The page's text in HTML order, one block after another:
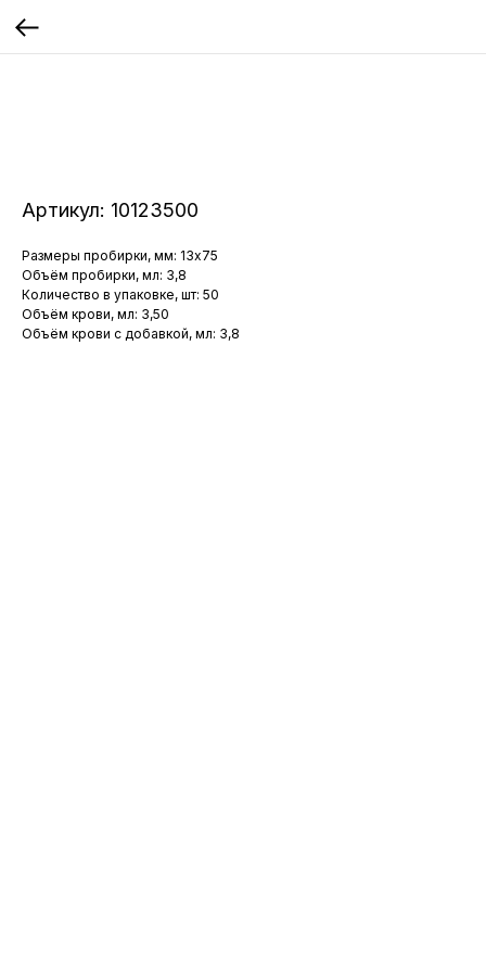
Артикул: 10123500
Размеры пробирки, мм: 13x75
Объём пробирки, мл: 3,8
Количество в упаковке, шт: 50
Объём крови, мл: 3,50
Объём крови с добавкой, мл: 3,8